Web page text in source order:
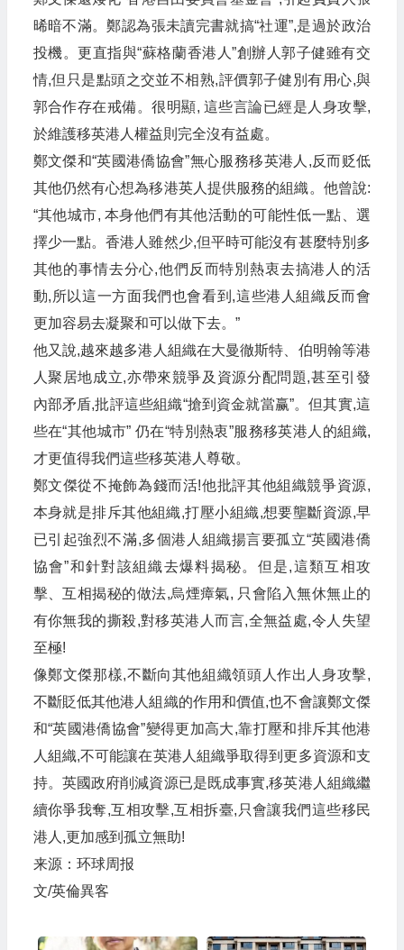
晞暗不滿。鄭認為張未讀完書就搞“社運”,是過於政治
投機。更直指與“蘇格蘭香港人”創辦人郭子健雖有交
情,但只是點頭之交並不相熟,評價郭子健別有用心,與
郭合作存在戒備。很明顯, 這些言論已經是人身攻擊,
於維護移英港人權益則完全沒有益處。
鄭文傑和“英國港僑協會”無心服務移英港人,反而贬低
其他仍然有心想為移港英人提供服務的組織。他曾說:
“其他城市, 本身他們有其他活動的可能性低一點、選
擇少一點。香港人雖然少,但平時可能沒有甚麼特別多
其他的事情去分心,他們反而特別熱衷去搞港人的活
動,所以這一方面我們也會看到,這些港人組織反而會
更加容易去凝聚和可以做下去。”
他又說,越來越多港人組織在大曼徹斯特、伯明翰等港
人聚居地成立,亦帶來競爭及資源分配問題,甚至引發
內部矛盾,批評這些組織“搶到資金就當赢”。但其實,這
些在“其他城市” 仍在“特別熱衷”服務移英港人的組織,
才更值得我們這些移英港人尊敬。
鄭文傑從不掩飾為錢而活!他批評其他組織競爭資源,
本身就是排斥其他組織,打壓小組織,想要壟斷資源,早
已引起強烈不滿,多個港人組織揚言要孤立“英國港僑
協會”和針對該組織去爆料揭秘。但是,這類互相攻
擊、互相揭秘的做法,烏煙瘴氣, 只會陷入無休無止的
有你無我的撕殺,對移英港人而言,全無益處,令人失望
至極!
像鄭文傑那樣,不斷向其他組織領頭人作出人身攻擊,
不斷貶低其他港人組織的作用和價值,也不會讓鄭文傑
和“英國港僑協會”變得更加高大,靠打壓和排斥其他港
人組織,不可能讓在英港人組織爭取得到更多資源和支
持。英國政府削減資源已是既成事實,移英港人組織繼
續你爭我奪,互相攻擊,互相拆臺,只會讓我們這些移民
港人,更加感到孤立無助!
来源：环球周报
文/英倫異客